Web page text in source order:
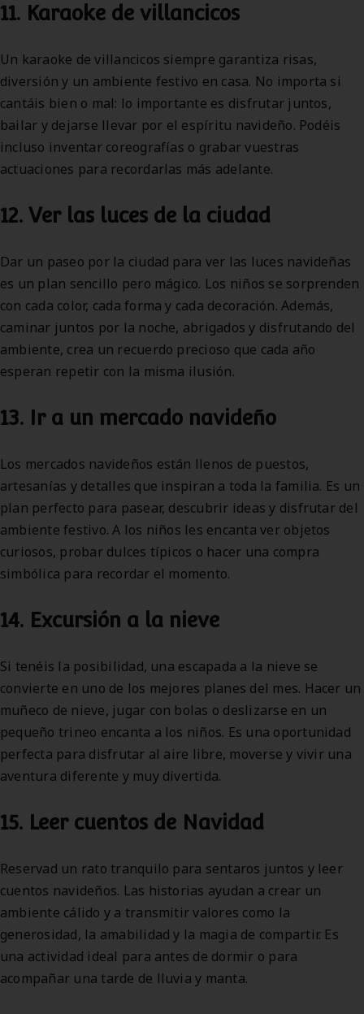
11. Karaoke de villancicos
Un karaoke de villancicos siempre garantiza risas,
diversión y un ambiente festivo en casa. No importa si
cantáis bien o mal: lo importante es disfrutar juntos,
bailar y dejarse llevar por el espíritu navideño. Podéis
incluso inventar coreografías o grabar vuestras
actuaciones para recordarlas más adelante.
12. Ver las luces de la ciudad
Dar un paseo por la ciudad para ver las luces navideñas
es un plan sencillo pero mágico. Los niños se sorprenden
con cada color, cada forma y cada decoración. Además,
caminar juntos por la noche, abrigados y disfrutando del
ambiente, crea un recuerdo precioso que cada año
esperan repetir con la misma ilusión.
13. Ir a un mercado navideño
Los mercados navideños están llenos de puestos,
artesanías y detalles que inspiran a toda la familia. Es un
plan perfecto para pasear, descubrir ideas y disfrutar del
ambiente festivo. A los niños les encanta ver objetos
curiosos, probar dulces típicos o hacer una compra
simbólica para recordar el momento.
14. Excursión a la nieve
Si tenéis la posibilidad, una escapada a la nieve se
convierte en uno de los mejores planes del mes. Hacer un
muñeco de nieve, jugar con bolas o deslizarse en un
pequeño trineo encanta a los niños. Es una oportunidad
perfecta para disfrutar al aire libre, moverse y vivir una
aventura diferente y muy divertida.
15. Leer cuentos de Navidad
Reservad un rato tranquilo para sentaros juntos y leer
cuentos navideños. Las historias ayudan a crear un
ambiente cálido y a transmitir valores como la
generosidad, la amabilidad y la magia de compartir. Es
una actividad ideal para antes de dormir o para
acompañar una tarde de lluvia y manta.